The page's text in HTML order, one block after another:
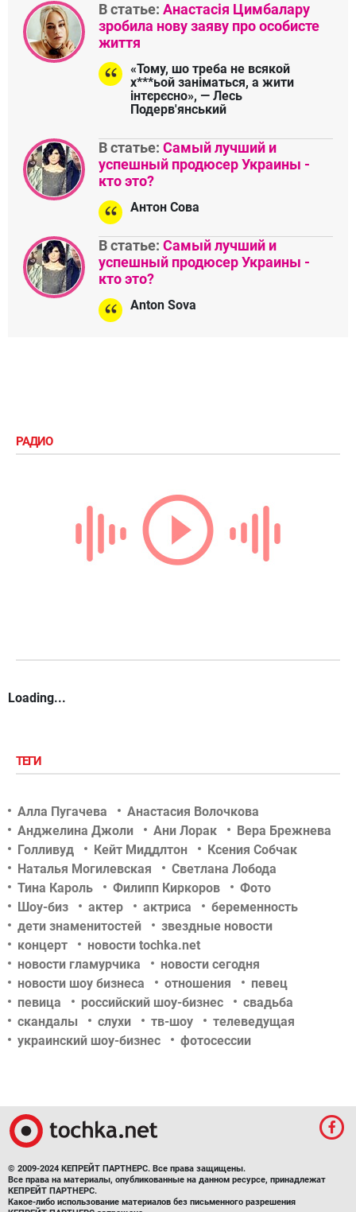
В статье: Анастасія Цимбалару
зробила нову заяву про особисте
життя
«Тому, шо треба не всякой
х***ьой заніматься, а жити
інтєрєсно», — Лесь
Подерв'янський
В статье: Самый лучший и
успешный продюсер Украины -
кто это?
Антон Сова
В статье: Самый лучший и
успешный продюсер Украины -
кто это?
Anton Sova
РАДИО
Loading...
ТЕГИ
Алла Пугачева
Анастасия Волочкова
Анджелина Джоли
Ани Лорак
Вера Брежнева
Голливуд
Кейт Миддлтон
Ксения Собчак
Наталья Могилевская
Светлана Лобода
Тина Кароль
Филипп Киркоров
Фото
Шоу-биз
актер актриса
беременность
дети знаменитостей
звездные новости
концерт
новости tochka.net
новости гламурчика
новости сегодня
новости шоу бизнеса
отношения
певец
певица
российский шоу-бизнес
свадьба
скандалы
слухи тв-шоу
телеведущая
украинский шоу-бизнес
фотосессии
© 2009-2024 КЕПРЕЙТ ПАРТНЕРС. Все права защищены.
Все права на материалы, опубликованные на данном ресурсе, принадлежат
КЕПРЕЙТ ПАРТНЕРС.
Какое-либо использование материалов без письменного разрешения